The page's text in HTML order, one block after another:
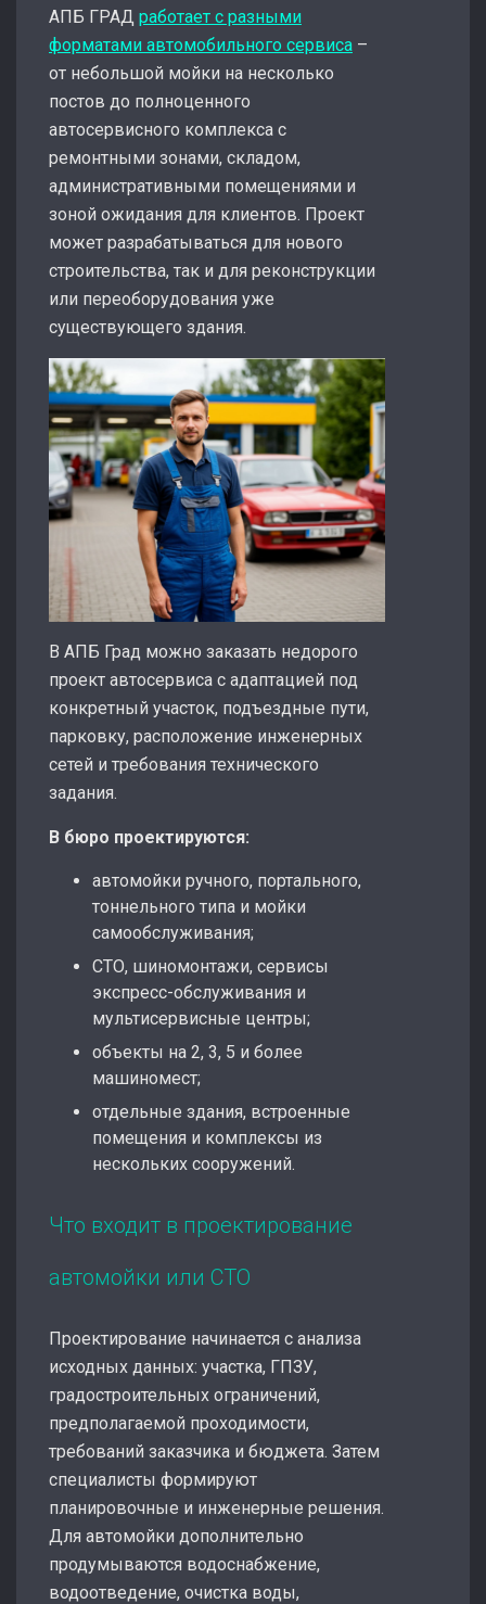
АПБ ГРАД работает с разными
форматами автомобильного сервиса –
от небольшой мойки на несколько
постов до полноценного
автосервисного комплекса с
ремонтными зонами, складом,
административными помещениями и
зоной ожидания для клиентов. Проект
может разрабатываться для нового
строительства, так и для реконструкции
или переоборудования уже
существующего здания.
В АПБ Град можно заказать недорого
проект автосервиса с адаптацией под
конкретный участок, подъездные пути,
парковку, расположение инженерных
сетей и требования технического
задания.
В бюро проектируются:
автомойки ручного, портального,
тоннельного типа и мойки
самообслуживания;
СТО, шиномонтажи, сервисы
экспресс-обслуживания и
мультисервисные центры;
объекты на 2, 3, 5 и более
машиномест;
отдельные здания, встроенные
помещения и комплексы из
нескольких сооружений.
Что входит в проектирование
автомойки или СТО
Проектирование начинается с анализа
исходных данных: участка, ГПЗУ,
градостроительных ограничений,
предполагаемой проходимости,
требований заказчика и бюджета. Затем
специалисты формируют
планировочные и инженерные решения.
Для автомойки дополнительно
продумываются водоснабжение,
водоотведение, очистка воды,